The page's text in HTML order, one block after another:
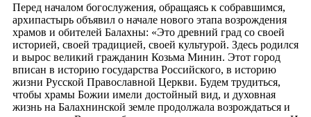
Перед началом богослужения, обращаясь к собравшимся,
архипастырь объявил о начале нового этапа возрождения
храмов и обителей Балахны: «Это древний град со своей
историей, своей традицией, своей культурой. Здесь родился
и вырос великий гражданин Козьма Минин. Этот город
вписан в историю государства Российского, в историю
жизни Русской Православной Церкви. Будем трудиться,
чтобы храмы Божии имели достойный вид, и духовная
жизнь на Балахнинской земле продолжала возрождаться и